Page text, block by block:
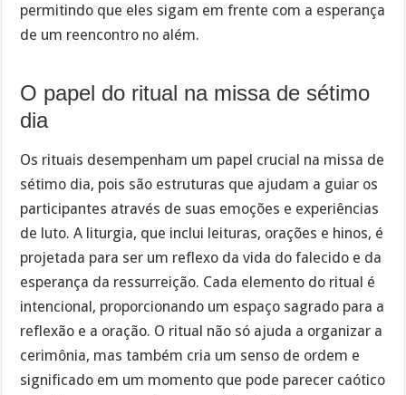
permitindo que eles sigam em frente com a esperança
de um reencontro no além.
O papel do ritual na missa de sétimo
dia
Os rituais desempenham um papel crucial na missa de
sétimo dia, pois são estruturas que ajudam a guiar os
participantes através de suas emoções e experiências
de luto. A liturgia, que inclui leituras, orações e hinos, é
projetada para ser um reflexo da vida do falecido e da
esperança da ressurreição. Cada elemento do ritual é
intencional, proporcionando um espaço sagrado para a
reflexão e a oração. O ritual não só ajuda a organizar a
cerimônia, mas também cria um senso de ordem e
significado em um momento que pode parecer caótico